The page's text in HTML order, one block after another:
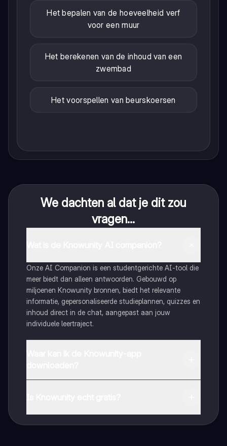
Het bepalen van de hoeveelheid verf
voor een muur
Het berekenen van de inhoud van een
zwembad
Het voorspellen van beurskoersen
We dachten al dat je dit zou
vragen...
Onze AI Companion is een studentgerichte AI-tool die
meer biedt dan alleen antwoorden. Gebouwd op
miljoenen Knowunity bronnen, biedt het relevante
informatie, gepersonaliseerde studieplannen, quizzes en
inhoud direct in de chat, aangepast aan jouw
individuele leertraject.